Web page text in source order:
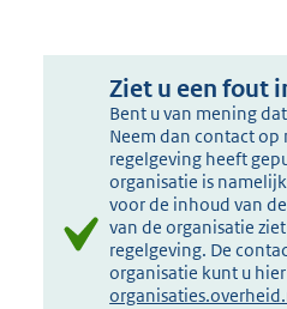
Ziet u een fout
Bent u van mening
Neem dan contact op
regelgeving heeft
organisatie is
voor de inhoud van
van de organisatie
regelgeving. De
organisatie kunt u